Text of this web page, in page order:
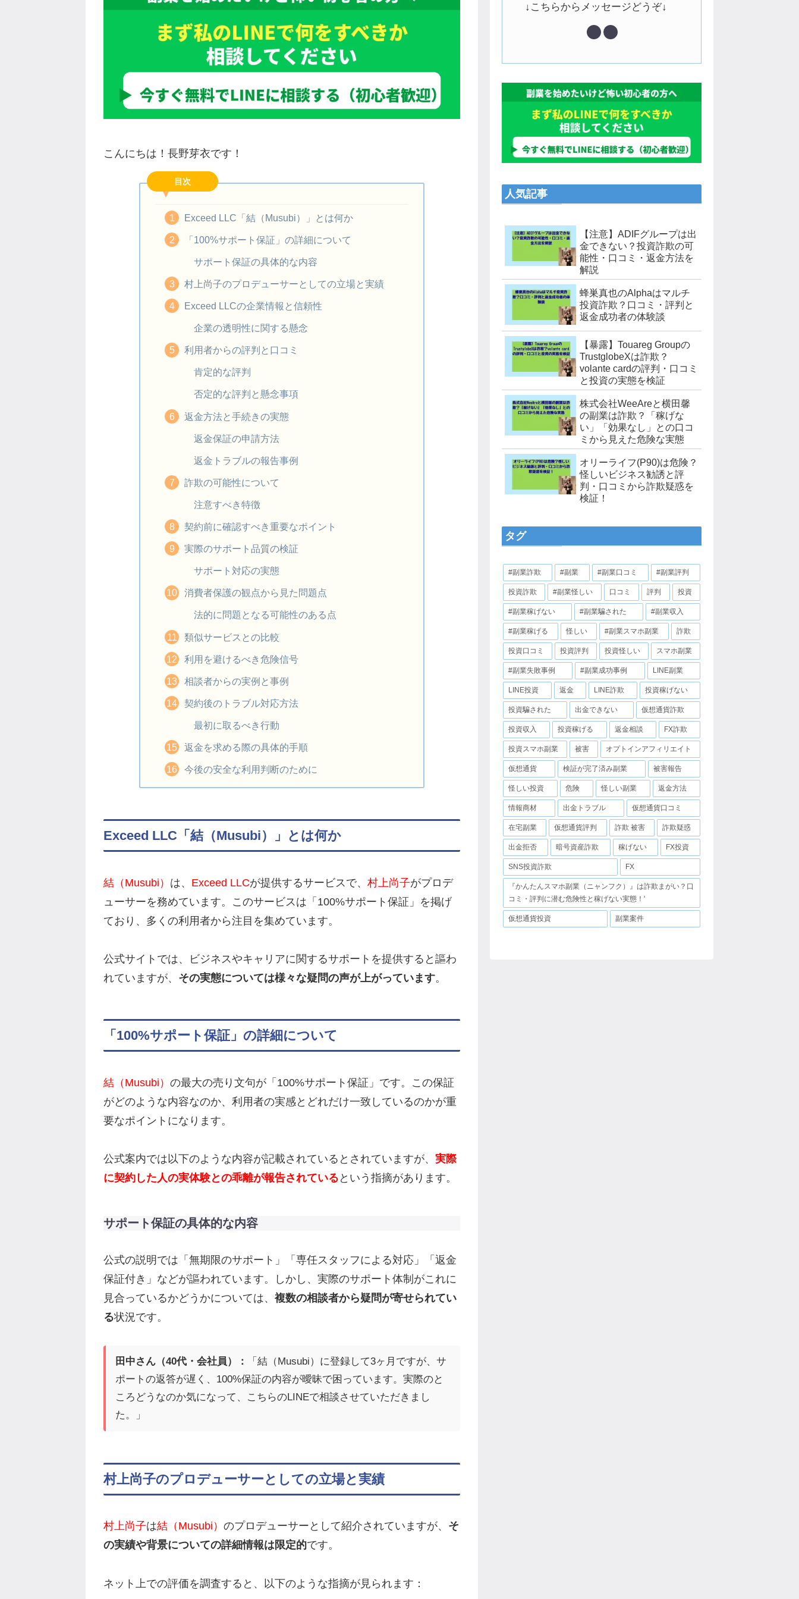
こんにちは！長野芽衣です！
目次
Exceed LLC「結（Musubi）」とは何か
「100%サポート保証」の詳細について
サポート保証の具体的な内容
村上尚子のプロデューサーとしての立場と実績
Exceed LLCの企業情報と信頼性
企業の透明性に関する懸念
利用者からの評判と口コミ
肯定的な評判
否定的な評判と懸念事項
返金方法と手続きの実態
返金保証の申請方法
返金トラブルの報告事例
詐欺の可能性について
注意すべき特徴
契約前に確認すべき重要なポイント
実際のサポート品質の検証
サポート対応の実態
消費者保護の観点から見た問題点
法的に問題となる可能性のある点
類似サービスとの比較
利用を避けるべき危険信号
相談者からの実例と事例
契約後のトラブル対応方法
最初に取るべき行動
返金を求める際の具体的手順
今後の安全な利用判断のために
Exceed LLC「結（Musubi）」とは何か
結（Musubi） は、 Exceed LLCが提供するサービスで、 村上尚子がプロデ
ューサーを務めています。このサービスは「100%サポート保証」を掲げ
ており、多くの利用者から注目を集めています。
公式サイトでは、ビジネスやキャリアに関するサポートを提供すると謳わ
れていますが、 その実態については様々な疑問の声が上がっています。
「100%サポート保証」の詳細について
結（Musubi） の最大の売り文句が「100%サポート保証」です。この保証
がどのような内容なのか、利用者の実感とどれだけ一致しているのかが重
要なポイントになります。
公式案内では以下のような内容が記載されているとされていますが、 実際
に契約した人の実体験との乖離が報告されている という指摘があります。
サポート保証の具体的な内容
公式の説明では「無期限のサポート」「専任スタッフによる対応」「返金
保証付き」などが謳われています。しかし、実際のサポート体制がこれに
見合っているかどうかについては、 複数の相談者から疑問が寄せられてい
る状況です。
田中さん（40代・会社員）：
「結（Musubi）に登録して3ヶ月ですが、サ
ポートの返答が遅く、100%保証の内容が曖昧で困っています。実際のと
ころどうなのか気になって、こちらのLINEで相談させていただきまし
た。」
村上尚子のプロデューサーとしての立場と実績
村上尚子は結（Musubi） のプロデューサーとして紹介されていますが、 そ
の実績や背景についての詳細情報は限定的です。
ネット上での評価を調査すると、以下のような指摘が見られます：
↓こちらからメッセージどうぞ↓
人気記事
【注意】ADIFグループは出
金できない？投資詐欺の可
能性・口コミ・返金方法を
解説
蜂巣真也のAlphaはマルチ
投資詐欺？口コミ・評判と
返金成功者の体験談
【暴露】Touareg Groupの
TrustglobeXは詐欺？
volante cardの評判・口コミ
と投資の実態を検証
株式会社WeeAreと横田馨
の副業は詐欺？「稼げな
い」「効果なし」との口コ
ミから見えた危険な実態
オリーライフ(P90)は危険？
怪しいビジネス勧誘と評
判・口コミから詐欺疑惑を
検証！
タグ
#副業詐欺 #副業 #副業口コミ #副業評判
投資詐欺 #副業怪しい 口コミ 評判 投資
#副業稼げない #副業騙された #副業収入
#副業稼げる 怪しい #副業スマホ副業 詐欺
投資口コミ 投資評判 投資怪しい スマホ副業
#副業失敗事例 #副業成功事例 LINE副業
LINE投資 返金 LINE詐欺 投資稼げない
投資騙された 出金できない 仮想通貨詐欺
投資収入 投資稼げる 返金相談 FX詐欺
投資スマホ副業 被害 オプトインアフィリエイト
仮想通貨 検証が完了済み副業 被害報告
怪しい投資 危険 怪しい副業 返金方法
情報商材 出金トラブル 仮想通貨口コミ
在宅副業 仮想通貨評判 詐欺 被害 詐欺疑惑
出金拒否 暗号資産詐欺 稼げない FX投資
SNS投資詐欺 FX
『かんたんスマホ副業（ニャンフク）』は詐欺まがい？口
コミ・評判に潜む危険性と稼げない実態！'
仮想通貨投資 副業案件